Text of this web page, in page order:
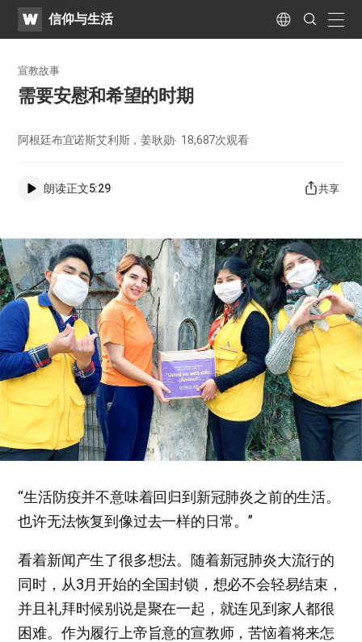
WATV信仰与生活 Language
Search
Submit
宣教故事
需要安慰和希望的时期
阿根廷布宜诺斯艾利斯，姜耿勋 18,687次观看
朗读正文5:29 共享
“生活防疫并不意味着回归到新冠肺炎之前的生活。
也许无法恢复到像过去一样的日常。”
看着新闻产生了很多想法。随着新冠肺炎大流行的
同时，从3月开始的全国封锁，想必不会轻易结束，
并且礼拜时候别说是聚在一起，就连见到家人都很
困难。作为履行上帝旨意的宣教师，苦恼着将来怎